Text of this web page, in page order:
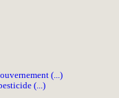
(...)
(...)